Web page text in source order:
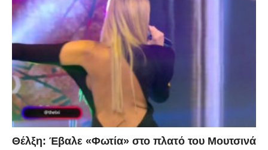
Θέλξη: Έβαλε «Φωτία» στο πλατό του Μουτσινά